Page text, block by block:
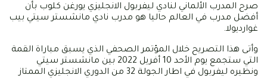
صرح المدرب الألماني لنادي ليفربول الانجليزي يورغن كلوب بأن
أفضل مدرب في العالم حاليا هو مدرب نادي مانشستر سيتي بيب
غوارديولا.
وأتى هذا التصريح خلال المؤتمر الصحفي الذي يسبق مباراة القمة
التي ستجمع يوم الأحد 10 أفريل 2022 بين مانشستر سيتي
ونظيره ليفربول في اطار الجولة 32 من الدوري الانجليزي الممتاز